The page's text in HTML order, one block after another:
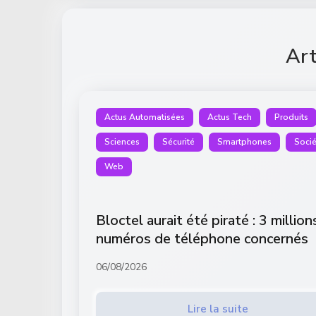
Actus Automatisées Actus Tech Produits
Sciences Sécurité Smartphones
Web
Bloctel aurait été piraté : 3
numéros de téléphone concernés
06/08/2026
Lire la suite